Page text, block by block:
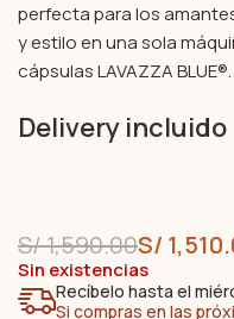
perfecta para los
y estilo en una sola
cápsulas LAVAZZA BLUE®.
Delivery incluido
S/1,590.00S/
Sin existencias
Recíbelo hasta el
Si compras en las